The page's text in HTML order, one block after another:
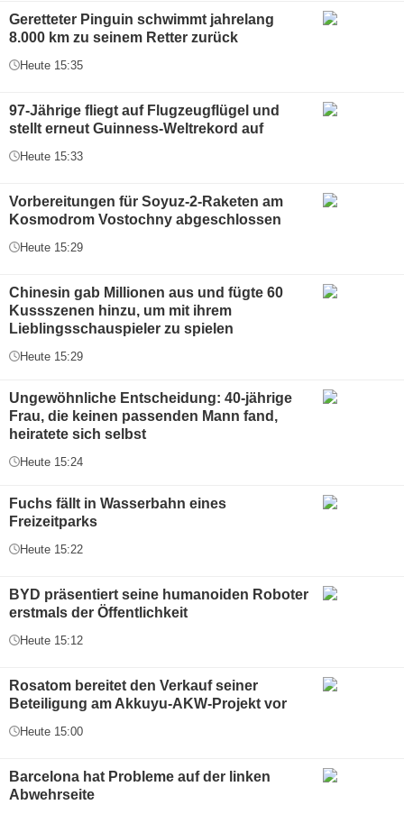
Geretteter Pinguin schwimmt jahrelang
8.000 km zu seinem Retter zurück
Heute 15:35
97-Jährige fliegt auf Flugzeugflügel und
stellt erneut Guinness-Weltrekord auf
Heute 15:33
Vorbereitungen für Soyuz-2-Raketen am
Kosmodrom Vostochny abgeschlossen
Heute 15:29
Chinesin gab Millionen aus und fügte 60
Kussszenen hinzu, um mit ihrem
Lieblingsschauspieler zu spielen
Heute 15:29
Ungewöhnliche Entscheidung: 40-jährige
Frau, die keinen passenden Mann fand,
heiratete sich selbst
Heute 15:24
Fuchs fällt in Wasserbahn eines
Freizeitparks
Heute 15:22
BYD präsentiert seine humanoiden Roboter
erstmals der Öffentlichkeit
Heute 15:12
Rosatom bereitet den Verkauf seiner
Beteiligung am Akkuyu-AKW-Projekt vor
Heute 15:00
Barcelona hat Probleme auf der linken
Abwehrseite